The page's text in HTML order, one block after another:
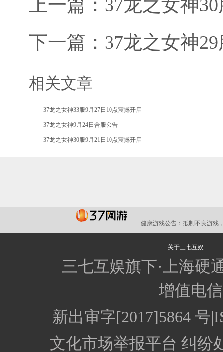
上一篇： 37龙之女神
下一篇： 37龙之女神
相关文章
37龙之女神33服9月27日10点震撼开启
37龙之女神9月24日合服公告
37龙之女神30服9月21日10点震撼开启
健康游戏公告： 抵制不良游戏
关于三七互娱
三七互娱旗下·上海硬
增值电
新出审字[2017]5864 号
文化市场举报平台 纠纷